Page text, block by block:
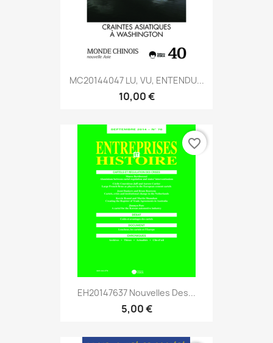
MC20144047 LU, VU, ENTENDU...
10,00 €
EH20147637 Nouvelles Des...
5,00 €
favorite_border